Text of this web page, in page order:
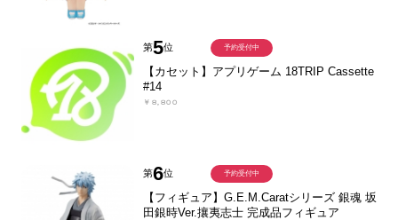
第5位
【カセット】アプリゲーム 18TRIP Cassette
#14
￥8,800
予約受付中
第6位
【フィギュア】G.E.M.Caratシリーズ 銀魂 坂
田銀時Ver.攘夷志士 完成品フィギュア
予約受付中